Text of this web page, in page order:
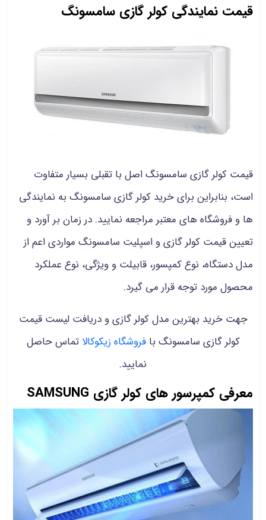
قیمت نمایندگی کولر گازی سامسونگ
قیمت کولر گازی سامسونگ اصل با تقبلی بسیار متفاوت
است، بنابراین برای خرید کولر گازی سامسونگ به نمایندگی
ها و فروشگاه های معتبر مراجعه نمایید. در زمان بر آورد و
تعیین قیمت کولر گازی و اسپلیت سامسونگ مواردی اعم از
مدل دستگاه، نوع کمپسور، قابیلت و ویژگی، نوع عملکرد
محصول مورد توجه قرار می گیرد.
جهت خرید بهترین مدل کولر گازی و دریافت لیست قیمت
کولر گازی سامسونگ بافروشگاه زیکوکال ا تماس حاصل
نمایید.
معرفی کمپرسور های کولر گازی SAMSUNG